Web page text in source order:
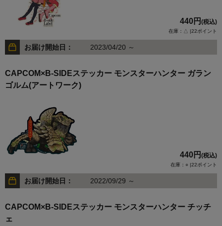
440円 (税込)
在庫：△ |22ポイント
お届け開始日： 2023/04/20 ～
CAPCOM×B-SIDEステッカー モンスターハンター ガラン
ゴルム(アートワーク)
440円 (税込)
在庫：○ |22ポイント
お届け開始日： 2022/09/29 ～
CAPCOM×B-SIDEステッカー モンスターハンター チッチ
ェ